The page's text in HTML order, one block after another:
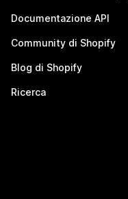
Documentazione API
Community di Shopify
Blog di Shopify
Ricerca